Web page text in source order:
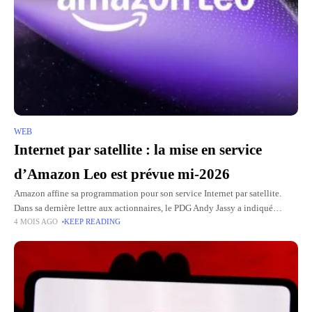
WEB
Internet par satellite : la mise en service
d’Amazon Leo est prévue mi-2026
Amazon affine sa programmation pour son service Internet par satellite.
Dans sa dernière lettre aux actionnaires, le PDG Andy Jassy a indiqué
queAmazone Lionle nouveau nom du projet Kuiper, restait
4 MOIS AGO KEEP READING